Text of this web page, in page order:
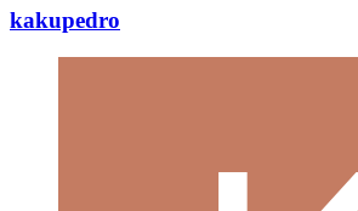
kakupedro